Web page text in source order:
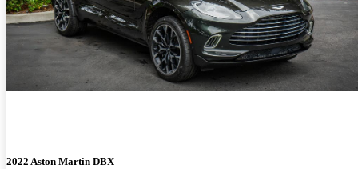
2022 Aston Martin DBX